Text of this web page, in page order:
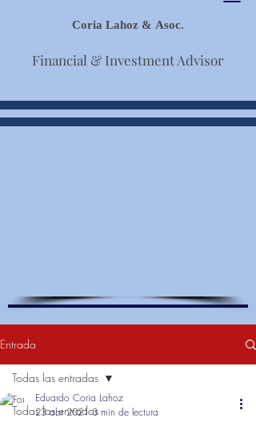
Coria Lahoz & Asoc.
Financial & Investment Advisor
Entrada
Todas las entradas
Todas las entradas
Eduardo Coria Lahoz
23 abr 2021 3 min de lectura